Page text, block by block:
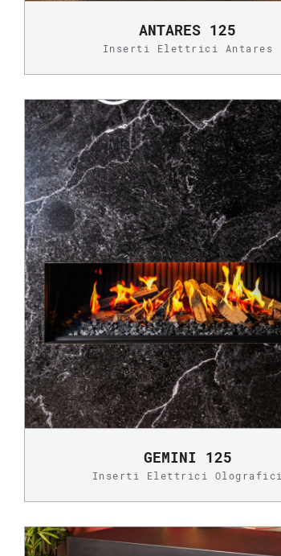
ANTARES 125
Inserti Elettrici Antares
GEMINI 125
Inserti Elettrici Olografici